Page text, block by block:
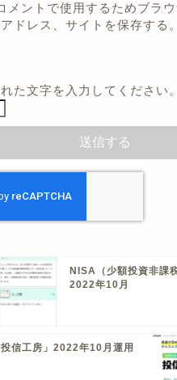
メントで使用するためブラ
ドレス、サイトを保存する。
た文字を入力してください。
NISA（少額投資非課
2022年10月
信工房」2022年10月運用